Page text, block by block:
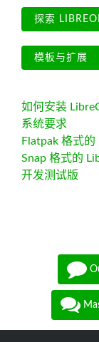
探索
模板与扩展
如何安装
系统要求
Flatpak 格式
Snap 格式的
开发测试版